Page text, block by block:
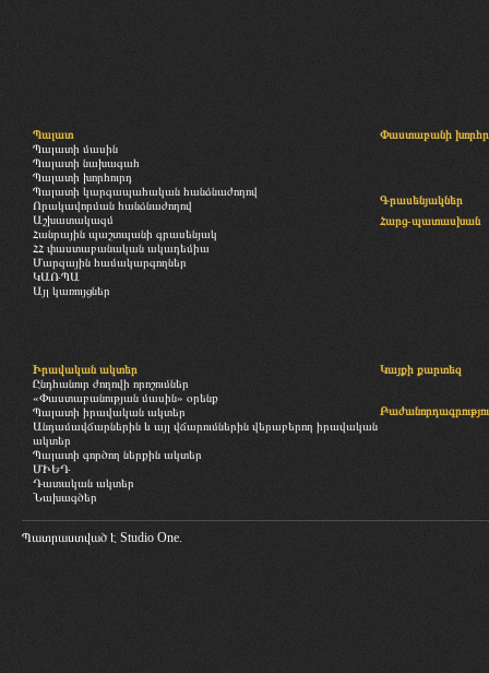
Պալատ
Պալատի մասին
Պալատի նախագահ
Պալատի խորհուրդ
Պալատի կարգապահական հանձնաժողով
Որակավորման հանձնաժողով
Աշխատակազմ
Հանրային պաշտպանի գրասենյակ
ՀՀ փաստաբանական ակադեմիա
Մարզային համակարգողներ
ԿԱՌՊԱ
Այլ կառույցներ
Փաստաբանի
Գրասենյակներ
Հարց-պատասխան
Իրավական ակտեր
Ընդհանուր ժողովի որոշումներ
«Փաստաբանության մասին» օրենք
Պալատի իրավական ակտեր
Անդամավճարներին և այլ վճարումներին վերաբերող իրավական
ակտեր
Պալատի գործող ներքին ակտեր
ՄԻԵԴ
Դատական ակտեր
Նախագծեր
Կայքի քարտեզ
Պատրաստված է Studio One.